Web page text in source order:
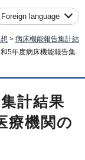
Foreign language
> 病床機能報告集計結
5年度病床機能報告集
計結果
療機関の